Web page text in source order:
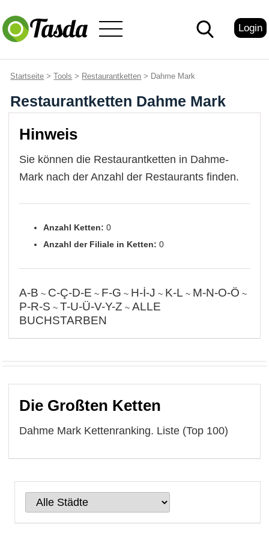
Login
Startseite >Tools > Restaurantketten > Dahme Mark
Restaurantketten Dahme Mark
Hinweis
Sie können die Restaurantketten in Dahme-
Mark nach der Anzahl der Restaurants finden.
Anzahl Ketten: 0
Anzahl der Filiale in Ketten: 0
A-B ~ C-Ç-D-E ~ F-G ~ H-İ-J ~ K-L ~ M-N-O-Ö ~
P-R-S ~ T-U-Ü-V-Y-Z ~ALLE
BUCHSTARBEN
Die Großten Ketten
Dahme Mark Kettenranking. Liste (Top 100)